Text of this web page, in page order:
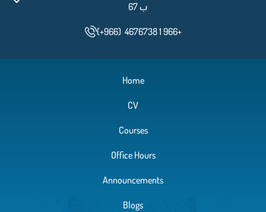
ب 67
(+966) 4676738 1 966+
Home
CV
Courses
Office Hours
Announcements
Blogs